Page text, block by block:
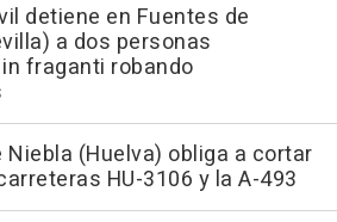
detiene en Fuentes de
a dos personas
fraganti robando
Niebla (Huelva) obliga a cortar
HU-3106 y la A-493